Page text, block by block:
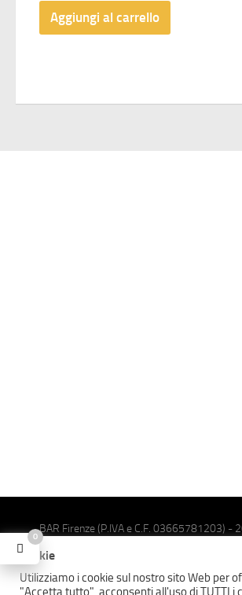
Aggiungi al carrello
BAR Firenze (P.IVA e C.F. 03665781203) -
WebMail
Cookie
Utilizziamo i cookie sul nostro sito Web per
"Accetta tutto", acconsenti all'uso di TUTTI
0